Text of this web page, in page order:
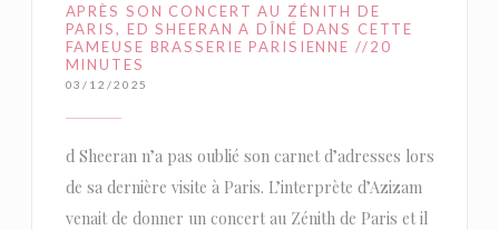
APRÈS SON CONCERT AU ZÉNITH DE
PARIS, ED SHEERAN A DÎNÉ DANS CETTE
FAMEUSE BRASSERIE PARISIENNE //20
MINUTES
03/12/2025
d Sheeran n’a pas oublié son carnet d’adresses lors
de sa dernière visite à Paris. L’interprète d’Azizam
venait de donner un concert au Zénith de Paris et il